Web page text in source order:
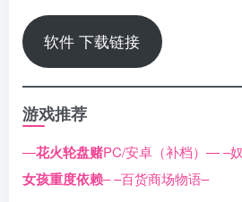
软件 下载链接
游戏推荐
—花火轮盘赌PC/安卓（补档）—–
女孩重度依赖––百货商场物语–